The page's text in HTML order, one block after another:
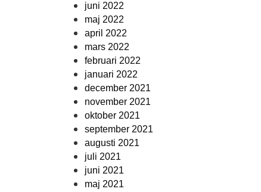
juni 2022
maj 2022
april 2022
mars 2022
februari 2022
januari 2022
december 2021
november 2021
oktober 2021
september 2021
augusti 2021
juli 2021
juni 2021
maj 2021